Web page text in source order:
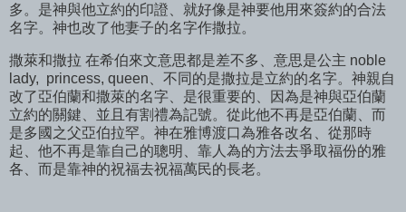
多。是神與他立約的印證、就好像是神要他用來簽約的合法
名字。神也改了他妻子的名字作撒拉。
撒萊和撒拉 在希伯來文意思都是差不多、意思是公主 noble
lady, princess, queen、不同的是撒拉是立約的名字。神親自
改了亞伯蘭和撒萊的名字、是很重要的、因為是神與亞伯蘭
立約的關鍵、並且有割禮為記號。從此他不再是亞伯蘭、而
是多國之父亞伯拉罕。神在雅博渡口為雅各改名、從那時
起、他不再是靠自己的聰明、靠人為的方法去爭取福份的雅
各、而是靠神的祝福去祝福萬民的長老。